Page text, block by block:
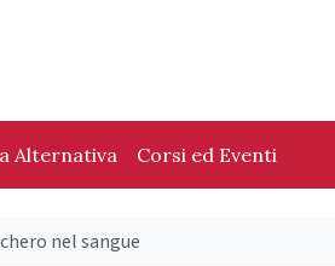
Alternativa Corsi ed Eventi
nel sangue